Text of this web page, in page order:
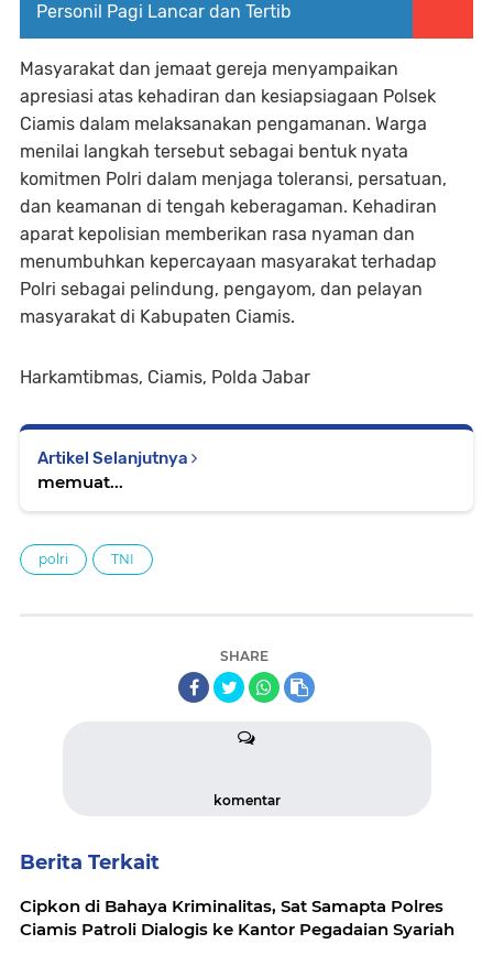
Personil Pagi Lancar dan Tertib
Masyarakat dan jemaat gereja menyampaikan
apresiasi atas kehadiran dan kesiapsiagaan Polsek
Ciamis dalam melaksanakan pengamanan. Warga
menilai langkah tersebut sebagai bentuk nyata
komitmen Polri dalam menjaga toleransi, persatuan,
dan keamanan di tengah keberagaman. Kehadiran
aparat kepolisian memberikan rasa nyaman dan
menumbuhkan kepercayaan masyarakat terhadap
Polri sebagai pelindung, pengayom, dan pelayan
masyarakat di Kabupaten Ciamis.
Harkamtibmas, Ciamis, Polda Jabar
Artikel Selanjutnya
memuat...
polri TNI
SHARE
komentar
Berita Terkait
Cipkon di Bahaya Kriminalitas, Sat Samapta Polres
Ciamis Patroli Dialogis ke Kantor Pegadaian Syariah